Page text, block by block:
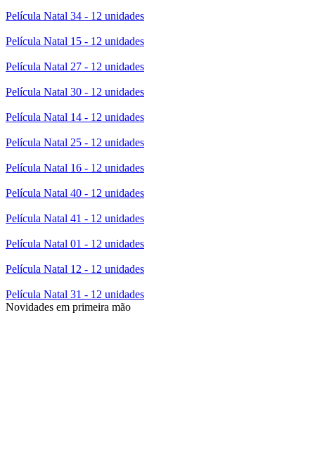
Película Natal 34 - 12 unidades
Película Natal 15 - 12 unidades
Película Natal 27 - 12 unidades
Película Natal 30 - 12 unidades
Película Natal 14 - 12 unidades
Película Natal 25 - 12 unidades
Película Natal 16 - 12 unidades
Película Natal 40 - 12 unidades
Película Natal 41 - 12 unidades
Película Natal 01 - 12 unidades
Película Natal 12 - 12 unidades
Película Natal 31 - 12 unidades
Novidades em primeira mão